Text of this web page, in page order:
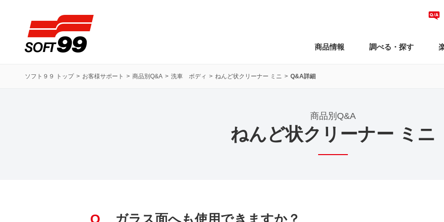
商品情報 調べる・探す
ソフト９９ トップ お客様サポート 商品別Q&A 洗車 ボディ ねんど状クリーナー ミニ Q&A詳細
商品別Q&A
ねんど状クリーナー ミニ
Q ガラス面へも使用できますか？